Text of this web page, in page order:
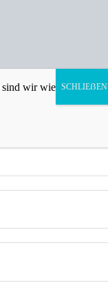
sind wir wieder wie
SCHLIEẞEN